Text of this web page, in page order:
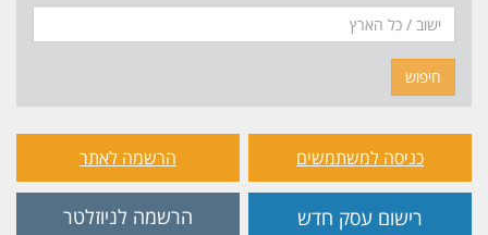
חיפוש
כניסה למשתמשים הרשמה לאתר
רישום עסק חדש הרשמה לניוזלטר